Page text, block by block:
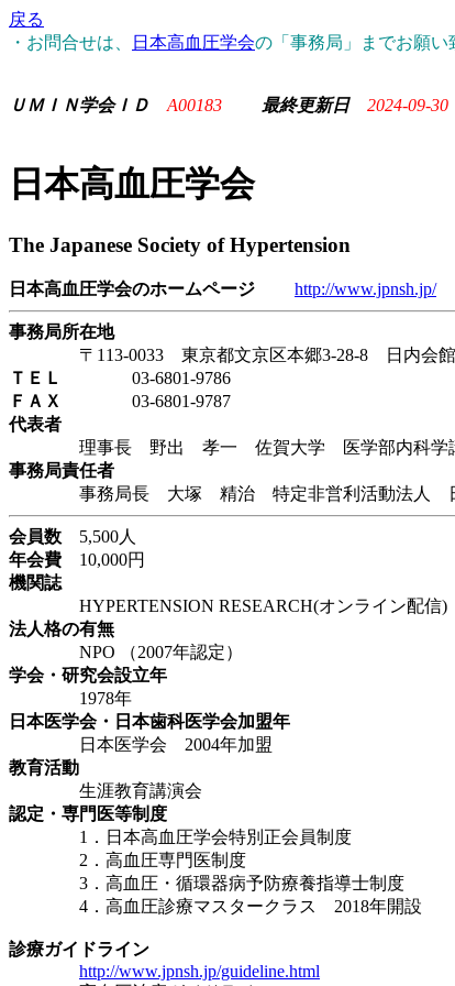
戻る
・お問合せは、
日本高血圧学会の「事務局」までお願い
ＵＭＩＮ学会ＩＤ A00183 最終更新日 2024-09-30
日本高血圧学会
The Japanese Society of Hypertension
日本高血圧学会のホームページ http://www.jpnsh.jp/
事務局所在地
〒113-0033 東京都文京区本郷3-28-8 日内会館
ＴＥＬ
03-6801-9786
ＦＡＸ
03-6801-9787
代表者
理事長 野出 孝一 佐賀大学 医学部内科学
事務局責任者
事務局長 大塚 精治 特定非営利活動法人 日
会員数 5,500人
年会費 10,000円
機関誌
HYPERTENSION RESEARCH(オンライン配信)（
法人格の有無
NPO （2007年認定）
学会・研究会設立年
1978年
日本医学会・日本歯科医学会加盟年
日本医学会 2004年加盟
教育活動
生涯教育講演会
認定・専門医等制度
1．日本高血圧学会特別正会員制度
2．高血圧専門医制度
3．高血圧・循環器病予防療養指導士制度
4．高血圧診療マスタークラス 2018年開設
診療ガイドライン
http://www.jpnsh.jp/guideline.html